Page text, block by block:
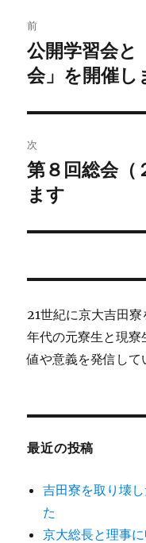
稿
ナ
ビ
ゲ
ー
シ
ン
前
前
の
稿:
公開学習会と
会」を開催し
次
次
の
稿:
第８回総会（
ます
21世紀に京大吉田
年代の元寮生と現
値や意義を発信して
最近の投稿
吉田寮を取り壊
た
京大総長と理事